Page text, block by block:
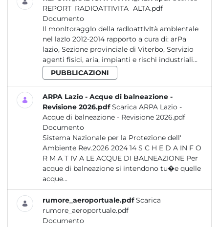
REPORT_RADIOATTIVITA_ALTA.pdf
Documento
Il monItoraggIo della radIoattIvItà ambIentale
nel lazIo 2012-2014 rapporto a cura di: arPa
lazio, Sezione provinciale di Viterbo, Servizio
agenti fisici, aria, impianti e rischi industriali...
PUBBLICAZIONI
ARPA Lazio - Acque di balneazione -
Revisione 2026.pdf Scarica ARPA Lazio -
Acque di balneazione - Revisione 2026.pdf
Documento
Sistema Nazionale per la Protezione dell'
Ambiente Rev.2026 2024 14 S C H E D A IN F O
R M A T IV A LE ACQUE DI BALNEAZIONE Per
acque di balneazione si intendono tu�e quelle
acque...
rumore_aeroportuale.pdf Scarica
rumore_aeroportuale.pdf
Documento